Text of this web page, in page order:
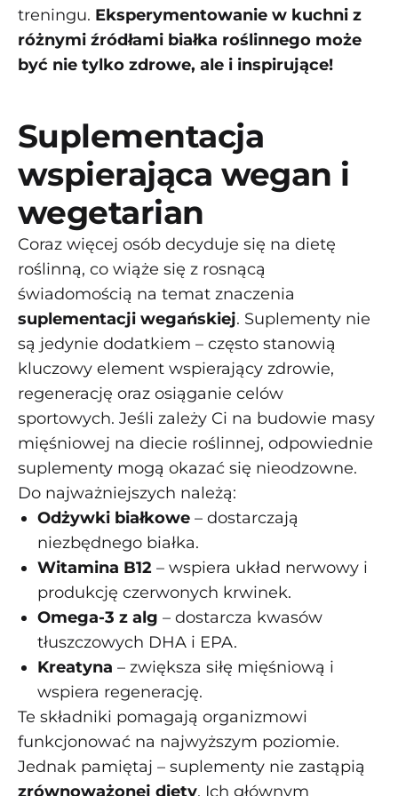
treningu. Eksperymentowanie w kuchni z
różnymi źródłami białka roślinnego może
być nie tylko zdrowe, ale i inspirujące!
Suplementacja
wspierająca wegan i
wegetarian
Coraz więcej osób decyduje się na dietę
roślinną, co wiąże się z rosnącą
świadomością na temat znaczenia
suplementacji wegańskiej. Suplementy nie
są jedynie dodatkiem – często stanowią
kluczowy element wspierający zdrowie,
regenerację oraz osiąganie celów
sportowych. Jeśli zależy Ci na budowie masy
mięśniowej na diecie roślinnej, odpowiednie
suplementy mogą okazać się nieodzowne.
Do najważniejszych należą:
Odżywki białkowe– dostarczają
niezbędnego białka.
Witamina B12– wspiera układ nerwowy i
produkcję czerwonych krwinek.
Omega-3 z alg – dostarcza kwasów
tłuszczowych DHA i EPA.
Kreatyna – zwiększa siłę mięśniową i
wspiera regenerację.
Te składniki pomagają organizmowi
funkcjonować na najwyższym poziomie.
Jednak pamiętaj – suplementy nie zastąpią
zrównoważonej diety. Ich głównym